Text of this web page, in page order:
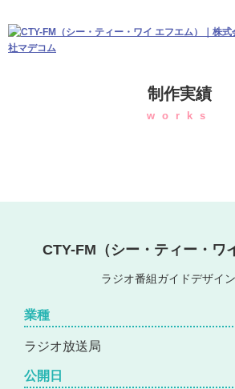
制作実績
works
CTY-FM（シー・ティー・ワ
ラジオ番組ガイドデザイ
業種
ラジオ放送局
公開日